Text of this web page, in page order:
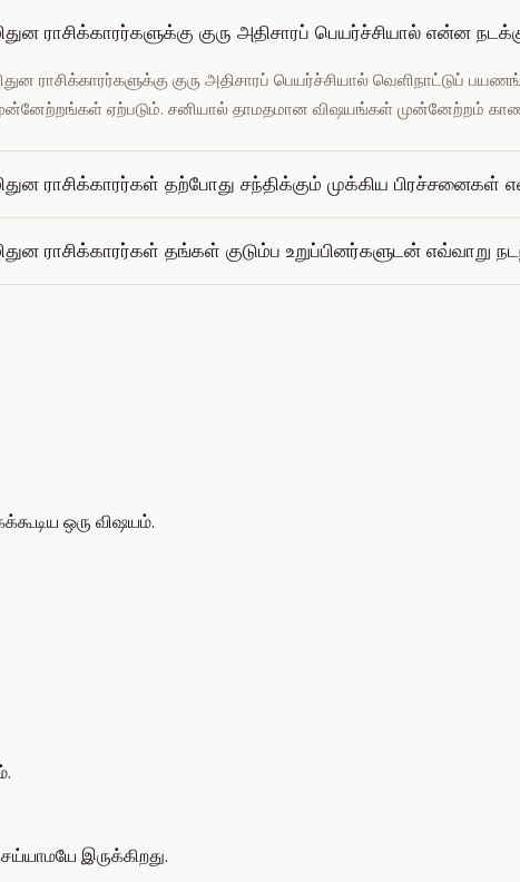
ராசிக்காரர்களுக்கு குரு அதிசாரப் பெயர்ச்சியால் என்ன
ராசிக்காரர்களுக்கு குரு அதிசாரப் பெயர்ச்சியால் வெளிநாட்டுப்
ஏற்படும். சனியால் தாமதமான விஷயங்கள் முன்னேற்றம்
ராசிக்காரர்கள் தற்போது சந்திக்கும் முக்கிய பிரச்சனைகள்
ராசிக்காரர்கள் தங்கள் குடும்ப உறுப்பினர்களுடன்
ஒரு விஷயம்.
இருக்கிறது.